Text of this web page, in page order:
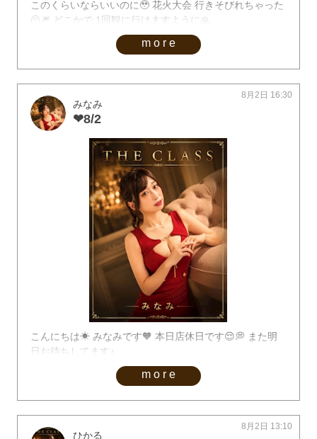
このくらいならいいのに🥹 花火大会 行きそびれちゃった
🫠🎆 どこかで 1回観に行けますように🙏
more
みなみ
❤︎8/2
8月2日 16:30
こんにちは☀︎ みなみです🧡 本日店休日です😌💭 また明
日お待ちしてます♪
more
ひかる
8月2日 13:10